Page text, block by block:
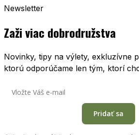
Newsletter
Zaži viac dobrodružstva
Novinky, tipy na výlety, exkluzívne
ktorú odporúčame len tým, ktorí
Pridať sa